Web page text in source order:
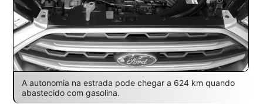
A autonomia na estrada pode chegar a 624 km quando
abastecido com gasolina.